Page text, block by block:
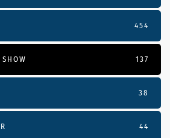
454
137
38
44